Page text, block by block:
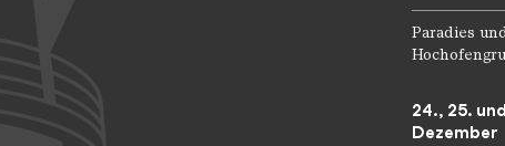
Paradies
24., 25.
Dezember